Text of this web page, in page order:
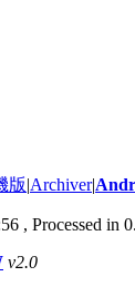
版|Archiver|
, Processed in
v2.0